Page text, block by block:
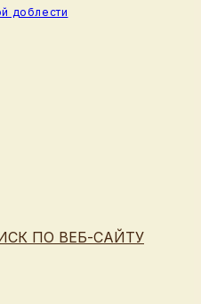
доблести
ПО ВЕБ-САЙТУ